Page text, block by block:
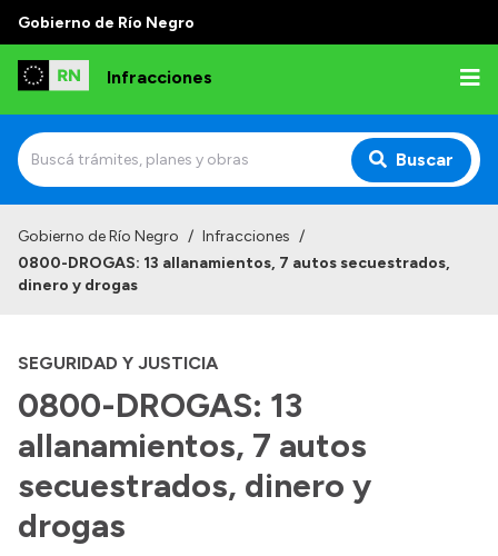
Gobierno de Río Negro
Infracciones
Buscar
Juzgado Administrativo de Faltas de Tránsito
Autoridades
Normativa
Institucional
Misión
Gobierno de Río Negro / Infracciones /
0800-DROGAS: 13 allanamientos, 7 autos secuestrados,
dinero y drogas
SEGURIDAD Y JUSTICIA
0800-DROGAS: 13
allanamientos, 7 autos
secuestrados, dinero y
drogas